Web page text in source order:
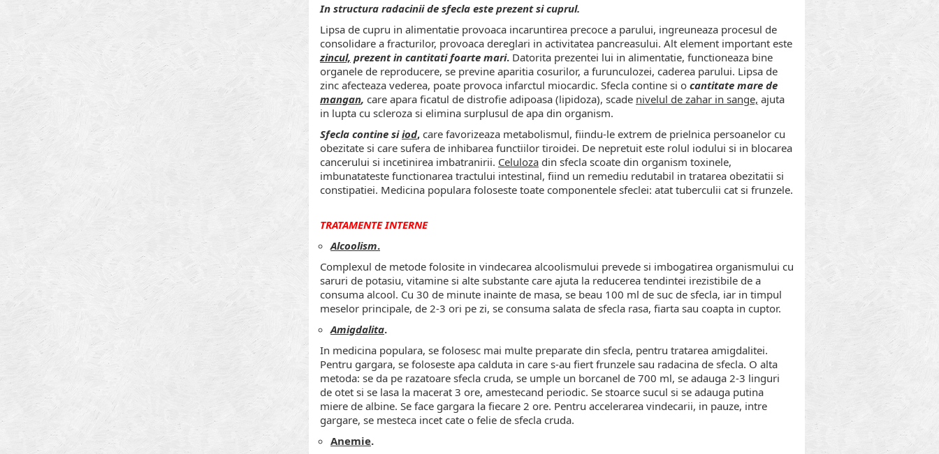
In structura radacinii de sfecla este prezent si cuprul.
Lipsa de cupru in alimentatie provoaca incaruntirea precoce a parului, ingreuneaza procesul de
consolidare a fracturilor, provoaca dereglari in activitatea pancreasului. Alt element important este
zincul, prezent in cantitati foarte mari. Datorita prezentei lui in alimentatie, functioneaza bine
organele de reproducere, se previne aparitia cosurilor, a furunculozei, caderea parului. Lipsa de
zinc afecteaza vederea, poate provoca infarctul miocardic. Sfecla contine si o cantitate mare de
mangan, care apara ficatul de distrofie adipoasa (lipidoza), scade nivelul de zahar in sange, ajuta
in lupta cu scleroza si elimina surplusul de apa din organism.
Sfecla contine siiod, care favorizeaza metabolismul, fiindu-le extrem de prielnica persoanelor cu
obezitate si care sufera de inhibarea functiilor tiroidei. De nepretuit este rolul iodului si in blocarea
cancerului si incetinirea imbatranirii. Celuloza din sfecla scoate din organism toxinele,
imbunatateste functionarea tractului intestinal, fiind un remediu redutabil in tratarea obezitatii si
constipatiei. Medicina populara foloseste toate componentele sfeclei: atat tuberculii cat si frunzele.
TRATAMENTE INTERNE
Alcoolism.
Complexul de metode folosite in vindecarea alcoolismului prevede si imbogatirea organismului cu
saruri de potasiu, vitamine si alte substante care ajuta la reducerea tendintei irezistibile de a
consuma alcool. Cu 30 de minute inainte de masa, se beau 100 ml de suc de sfecla, iar in timpul
meselor principale, de 2-3 ori pe zi, se consuma salata de sfecla rasa, fiarta sau coapta in cuptor.
Amigdalita.
In medicina populara, se folosesc mai multe preparate din sfecla, pentru tratarea amigdalitei.
Pentru gargara, se foloseste apa calduta in care s-au fiert frunzele sau radacina de sfecla. O alta
metoda: se da pe razatoare sfecla cruda, se umple un borcanel de 700 ml, se adauga 2-3 linguri
de otet si se lasa la macerat 3 ore, amestecand periodic. Se stoarce sucul si se adauga putina
miere de albine. Se face gargara la fiecare 2 ore. Pentru accelerarea vindecarii, in pauze, intre
gargare, se mesteca incet cate o felie de sfecla cruda.
Anemie.